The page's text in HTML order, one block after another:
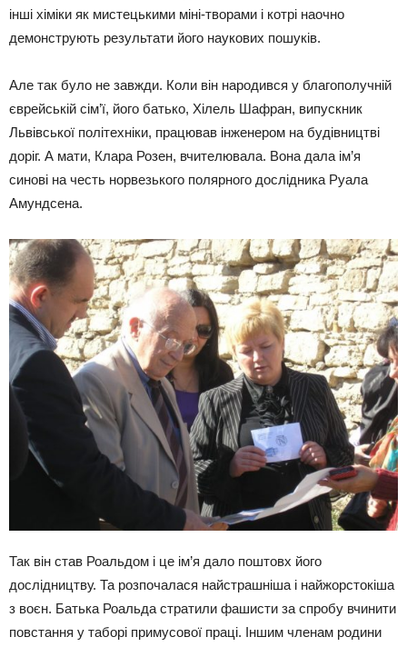
інші хіміки як мистецькими міні-творами і котрі наочно
демонструють результати його наукових пошуків.
Але так було не завжди. Коли він народився у благополучній
єврейській сім’ї, його батько, Хілель Шафран, випускник
Львівської політехніки, працював інженером на будівництві
доріг. А мати, Клара Розен, вчителювала. Вона дала ім’я
синові на честь норвезького полярного дослідника Руала
Амундсена.
Так він став Роальдом і це ім’я дало поштовх його
дослідництву. Та розпочалася найстрашніша і найжорстокіша
з воєн. Батька Роальда стратили фашисти за спробу вчинити
повстання у таборі примусової праці. Іншим членам родини